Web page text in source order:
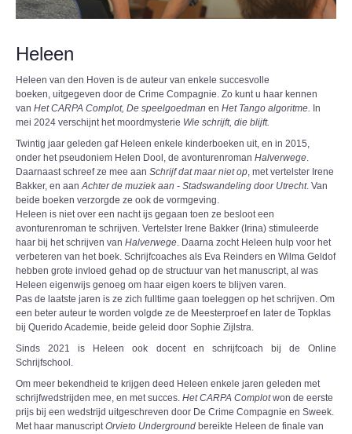
Heleen
Heleen van den Hoven is de auteur van enkele succesvolle
boeken, uitgegeven door de Crime Compagnie. Zo kunt u haar kennen
van Het CARPA Complot, De speelgoedman en Het Tango algoritme. In
mei 2024 verschijnt het moordmysterie Wie schrijft, die blijft.
Twintig jaar geleden gaf Heleen enkele kinderboeken uit, en in 2015,
onder het pseudoniem Helen Dool, de avonturenroman Halverwege.
Daarnaast schreef ze mee aan Schrijf dat maar niet op, met vertelster Irene
Bakker, en aanAchter de muziek aan - Stadswandeling door Utrecht. Van
beide boeken verzorgde ze ook de vormgeving.
Heleen is niet over een nacht ijs gegaan toen ze besloot een
avonturenroman te schrijven. Vertelster Irene Bakker (Irina) stimuleerde
haar bij het schrijven van Halverwege. Daarna zocht Heleen hulp voor het
verbeteren van het boek. Schrijfcoaches als Eva Reinders en Wilma Geldof
hebben grote invloed gehad op de structuur van het manuscript, al was
Heleen eigenwijs genoeg om haar eigen koers te blijven varen.
Pas de laatste jaren is ze zich fulltime gaan toeleggen op het schrijven. Om
een beter auteur te worden volgde ze de Meesterproef en later de Topklas
bij Querido Academie, beide geleid door Sophie Zijlstra.
Sinds 2021 is Heleen ook docent en schrijfcoach bij de Online
Schrijfschool.
Om meer bekendheid te krijgen deed Heleen enkele jaren geleden met
schrijfwedstrijden mee, en met succes. Het CARPA Complotwon de eerste
prijs bij een wedstrijd uitgeschreven door De Crime Compagnie en Sweek.
Met haar manuscriptOrvieto Underground bereikte Heleen de finale van